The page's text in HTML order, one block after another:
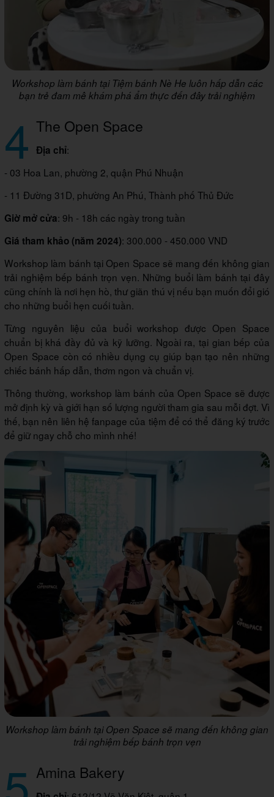
Workshop làm bánh tại Tiệm bánh Nè He luôn hấp dẫn các
bạn trẻ đam mê khám phá ẩm thực đến đây trải nghiệm
4 The Open Space
Địa chỉ:
- 03 Hoa Lan, phường 2, quận Phú Nhuận
- 11 Đường 31D, phường An Phú, Thành phố Thủ Đức
Giờ mở cửa: 9h - 18h các ngày trong tuần
Giá tham khảo (năm 2024): 300.000 - 450.000 VND
Workshop làm bánh tại Open Space sẽ mang đến không gian
trải nghiệm bếp bánh trọn vẹn. Những buổi làm bánh tại đây
cũng chính là nơi hẹn hò, thư giãn thú vị nếu bạn muốn đổi gió
cho những buổi hẹn cuối tuần.
Từng nguyên liệu của buổi workshop được Open Space
chuẩn bị khá đầy đủ và kỹ lưỡng. Ngoài ra, tại gian bếp của
Open Space còn có nhiều dụng cụ giúp bạn tạo nên những
chiếc bánh hấp dẫn, thơm ngon và chuẩn vị.
Thông thường, workshop làm bánh của Open Space sẽ được
mở định kỳ và giới hạn số lượng người tham gia sau mỗi đợt. Vì
thế, bạn nên liên hệ fanpage của tiệm để có thể đăng ký trước
để giữ ngay chỗ cho mình nhé!
Workshop làm bánh tại Open Space sẽ mang đến không gian
trải nghiệm bếp bánh trọn vẹn
Amina Bakery